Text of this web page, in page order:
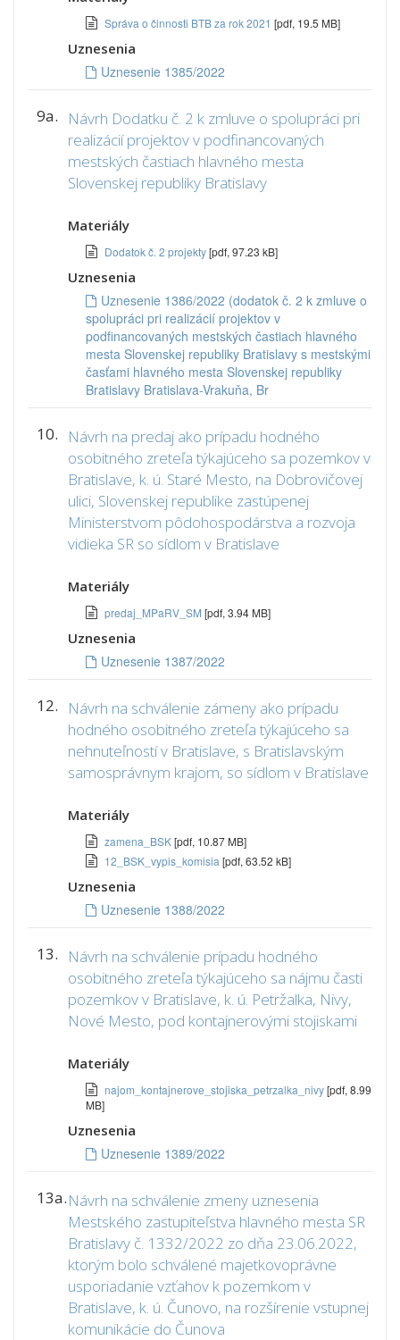
Správa o činnosti BTB za rok 2021 [pdf, 19.5 MB]
Uznesenia
Uznesenie 1385/2022
9a.
Návrh Dodatku č. 2 k zmluve o spolupráci pri
realizácií projektov v podfinancovaných
mestských častiach hlavného mesta
Slovenskej republiky Bratislavy
Materiály
Dodatok č. 2 projekty[pdf, 97.23 kB]
Uznesenia
Uznesenie 1386/2022 (dodatok č. 2 k zmluve o
spolupráci pri realizácií projektov v
podfinancovaných mestských častiach hlavného
mesta Slovenskej republiky Bratislavy s mestskými
časťami hlavného mesta Slovenskej republiky
Bratislavy Bratislava-Vrakuňa, Br
10.
Návrh na predaj ako prípadu hodného
osobitného zreteľa týkajúceho sa pozemkov v
Bratislave, k. ú. Staré Mesto, na Dobrovičovej
ulici, Slovenskej republike zastúpenej
Ministerstvom pôdohospodárstva a rozvoja
vidieka SR so sídlom v Bratislave
Materiály
predaj_MPaRV_SM [pdf, 3.94 MB]
Uznesenia
Uznesenie 1387/2022
12.
Návrh na schválenie zámeny ako prípadu
hodného osobitného zreteľa týkajúceho sa
nehnuteľností v Bratislave, s Bratislavským
samosprávnym krajom, so sídlom v Bratislave
Materiály
zamena_BSK[pdf, 10.87 MB]
12_BSK_vypis_komisia [pdf, 63.52 kB]
Uznesenia
Uznesenie 1388/2022
13.
Návrh na schválenie prípadu hodného
osobitného zreteľa týkajúceho sa nájmu časti
pozemkov v Bratislave, k. ú. Petržalka, Nivy,
Nové Mesto, pod kontajnerovými stojiskami
Materiály
najom_kontajnerove_stojiska_petrzalka_nivy[pdf, 8.99
MB]
Uznesenia
Uznesenie 1389/2022
13a.Návrh na schválenie zmeny uznesenia
Mestského zastupiteľstva hlavného mesta SR
Bratislavy č. 1332/2022 zo dňa 23.06.2022,
ktorým bolo schválené majetkovoprávne
usporiadanie vzťahov k pozemkom v
Bratislave, k. ú. Čunovo, na rozšírenie vstupnej
komunikácie do Čunova